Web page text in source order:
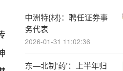
中洲特{材}：聘任证券事
务代表
2026-01-31 11:02:36
东—北制‘药’：上半年归